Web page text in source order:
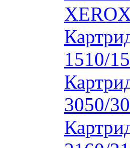
1510/
3050/